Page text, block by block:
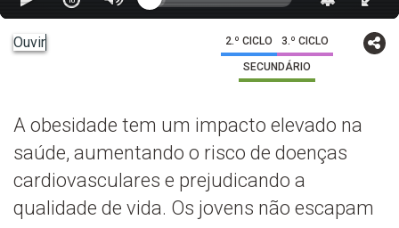
Ouvir 2.º CICLO 3.º CICLO
SECUNDÁRIO
A obesidade tem um impacto elevado na
saúde, aumentando o risco de doenças
cardiovasculares e prejudicando a
qualidade de vida. Os jovens não escapam